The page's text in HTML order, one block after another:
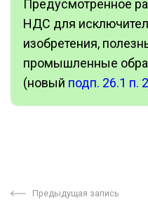
Предусмотренное
НДС для
изобретения,
промышленные
(новый подп. 26.1 п.
Предыдущая запись